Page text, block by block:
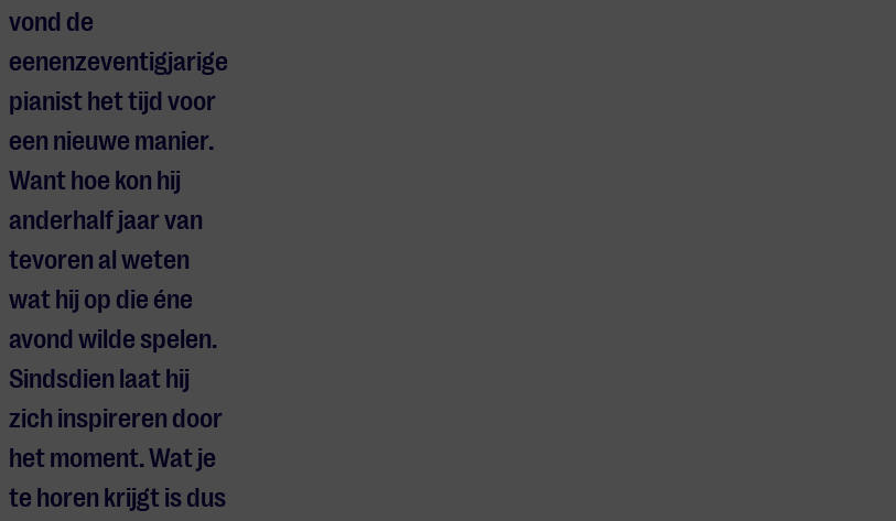
vond de
eenenzeventigjarige
pianist het tijd voor
een nieuwe manier.
Want hoe kon hij
anderhalf jaar van
tevoren al weten
wat hij op die éne
avond wilde spelen.
Sindsdien laat hij
zich inspireren door
het moment. Wat je
te horen krijgt is dus